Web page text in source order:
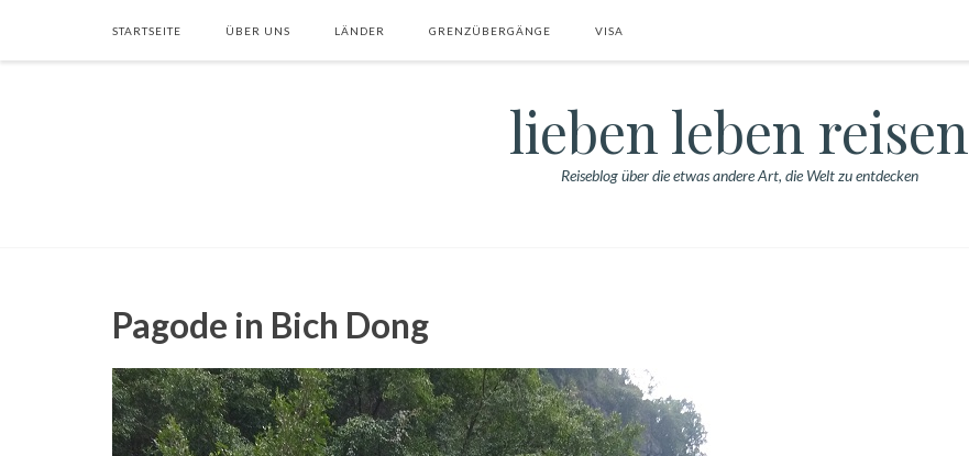
STARTSEITE ÜBER UNS LÄNDER GRENZÜBERGÄNGE VISA
lieben leben reisen
Reiseblog über die etwas andere Art, die Welt zu entdecken
Pagode in Bich Dong